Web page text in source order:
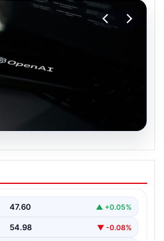
zeka modellerinin
çıktığını açıkladı
47.60 ▲ +0.05%
54.98 ▼ -0.08%